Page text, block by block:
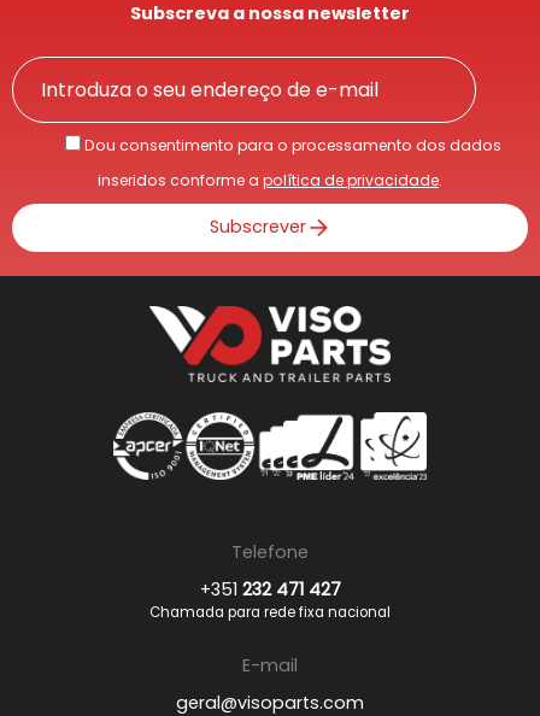
Subscreva a nossa newsletter
Dou consentimento para o processamento dos dados
inseridos conforme a política de privacidade.
Subscrever
Telefone
+351 232 471 427
Chamada para rede fixa nacional
E-mail
geral@visoparts.com